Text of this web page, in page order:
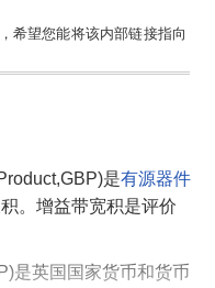
希望您能将该内部链接指向
是有源器件
。增益带宽积是评价
是英国国家货币和货币